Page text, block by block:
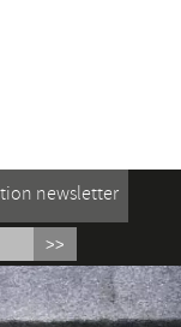
newsletter